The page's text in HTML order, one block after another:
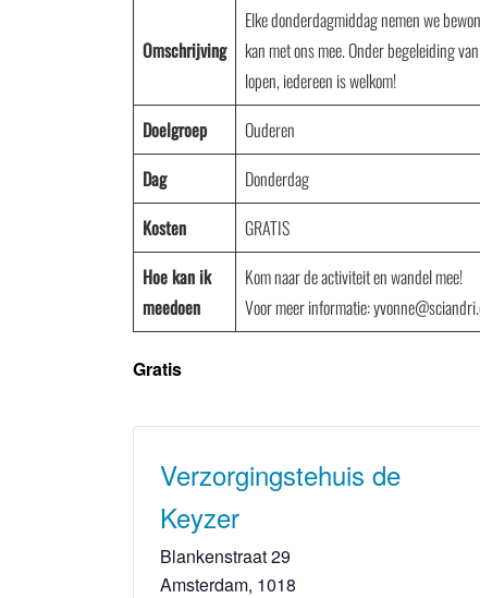
Omschrijving
Elke donderdagmiddag nemen we
kan met ons mee. Onder begeleiding
lopen, iedereen is welkom!
Doelgroep
Ouderen
Dag
Donderdag
Kosten
GRATIS
Hoe kan ik
meedoen
Kom naar de activiteit en wandel mee!
Voor meer informatie:
Gratis
Verzorgingstehuis de
Keyzer
Blankenstraat 29
Amsterdam, 1018